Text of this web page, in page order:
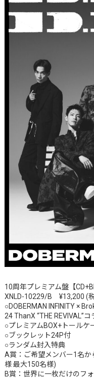
10周年プレミアム盤【
XNLD-10229/B ¥13,200 (
○DOBERMAN INFINITY ×
24 ThanX “THE REVIVAL”
○プレミアムBOX+トールケ
○ブックレット24P付
○ランダム封入特典
A賞：ご希望メンバー1名
様 最大150名様)
B賞：世界に一枚だけのフ